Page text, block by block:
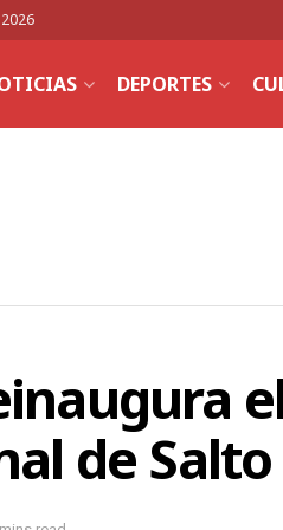
DEPORTES
de Salto